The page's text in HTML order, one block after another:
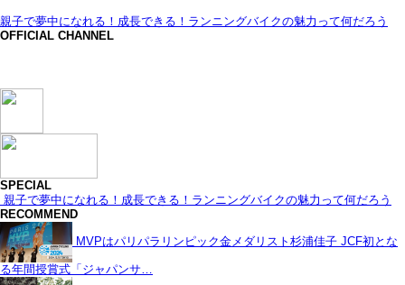
親子で夢中になれる！成長できる！ランニングバイクの魅力って何だろう
OFFICIAL CHANNEL
SPECIAL
親子で夢中になれる！成長できる！ランニングバイクの魅力って何だろう
RECOMMEND
MVPはパリパラリンピック金メダリスト杉浦佳子 JCF初とな
る年間授賞式「ジャパンサ…